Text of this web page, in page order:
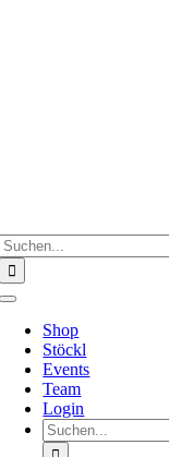
Toggle
Navigation
Shop
Stöckl
Events
Team
Login
Suche
nach: